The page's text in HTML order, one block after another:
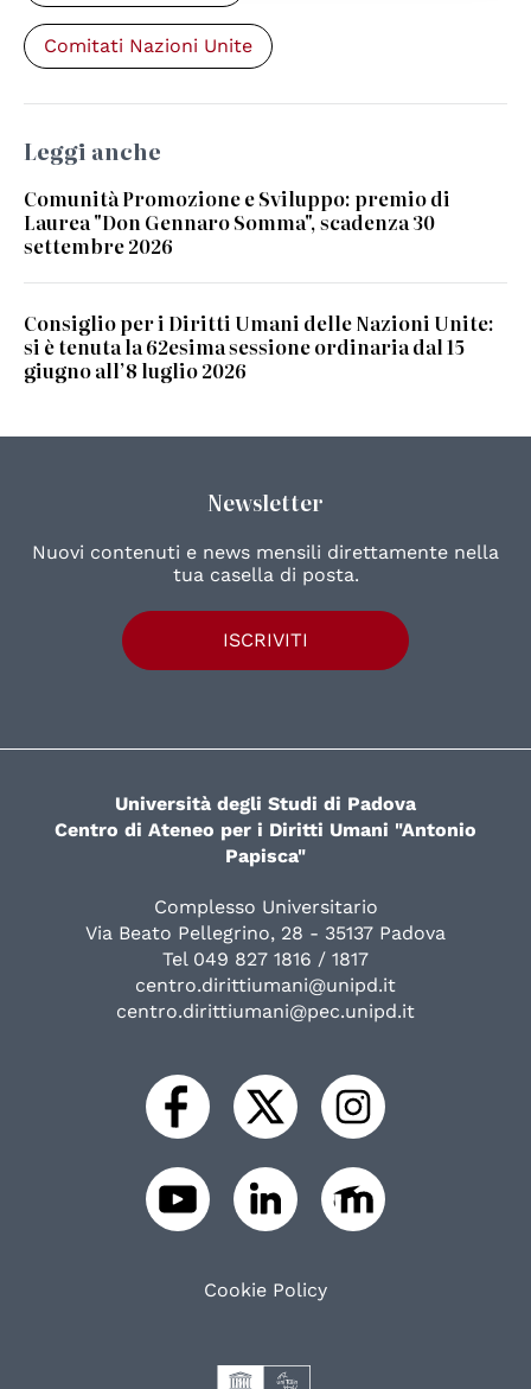
Comitati Nazioni Unite
Leggi anche
Comunità Promozione e Sviluppo: premio di
Laurea "Don Gennaro Somma", scadenza 30
settembre 2026
Consiglio per i Diritti Umani delle Nazioni Unite:
si è tenuta la 62esima sessione ordinaria dal 15
giugno all’8 luglio 2026
Newsletter
Nuovi contenuti e news mensili direttamente nella
tua casella di posta.
ISCRIVITI
Università degli Studi di Padova
Centro di Ateneo per i Diritti Umani "Antonio
Papisca"
Complesso Universitario
Via Beato Pellegrino, 28 - 35137 Padova
Tel 049 827 1816 / 1817
centro.dirittiumani@unipd.it
centro.dirittiumani@pec.unipd.it
Cookie Policy